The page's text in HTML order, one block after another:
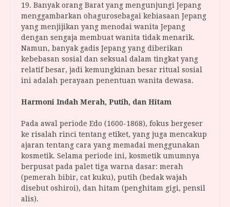
19. Banyak orang Barat yang mengunjungi Jepang
menggambarkan ohagurosebagai kebiasaan Jepang
yang menjijikan yang menodai wanita Jepang
dengan sengaja membuat wanita tidak menarik.
Namun, banyak gadis Jepang yang diberikan
kebebasan sosial dan seksual dalam tingkat yang
relatif besar, jadi kemungkinan besar ritual sosial
ini adalah perayaan penentuan wanita dewasa.
Harmoni Indah Merah, Putih, dan Hitam
Pada awal periode Edo (1600-1868), fokus bergeser
ke risalah rinci tentang etiket, yang juga mencakup
ajaran tentang cara yang memadai menggunakan
kosmetik. Selama periode ini, kosmetik umumnya
berpusat pada palet tiga warna dasar: merah
(pemerah bibir, cat kuku), putih (bedak wajah
disebut oshiroi), dan hitam (penghitam gigi, pensil
alis).